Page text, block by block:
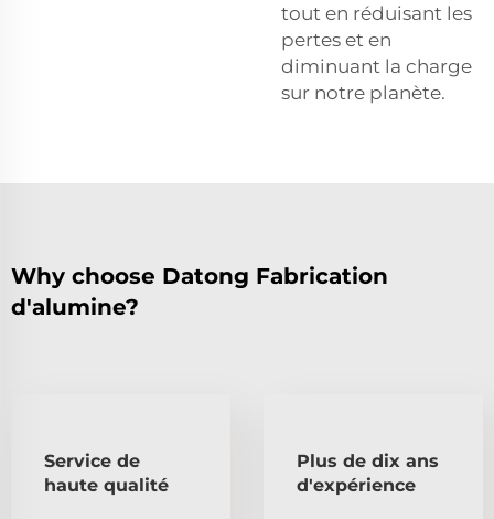
tout en réduisant les
pertes et en
diminuant la charge
sur notre planète.
Why choose Datong Fabrication
d'alumine?
Service de
haute qualité
Plus de dix ans
d'expérience